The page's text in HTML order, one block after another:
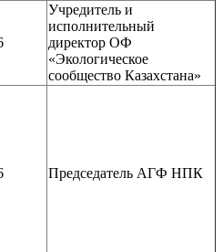
Учредитель и
исполнительный
директор ОФ
«Экологическое
сообщество Казахстана»
Председатель АГФ НПК